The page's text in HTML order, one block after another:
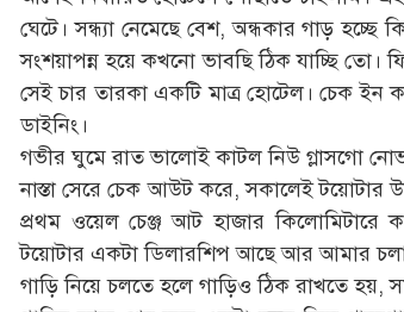
ঘেটে। সন্ধ্যা নেমেছে বেশ, অন্ধকার গাড়
সংশয়াপন্ন হয়ে কখনো ভাবছি ঠিক যাচ্ছি তো।
সেই চার তারকা একটি মাত্র হোটেল। চেক ইন
ডাইনিং।
গভীর ঘুমে রাত ভালোই কাটল নিউ গ্লাসগো
নাস্তা সেরে চেক আউট করে, সকালেই টয়োটার
প্রথম ওয়েল চেঞ্জ আট হাজার কিলোমিটারে
টয়োটার একটা ডিলারশিপ আছে আর আমার
গাড়ি নিয়ে চলতে হলে গাড়িও ঠিক রাখতে